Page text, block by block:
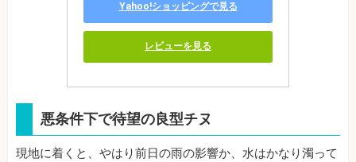
Yahoo!ショッピングで見る
レビューを見る
悪条件下で待望の良型チヌ
現地に着くと、やはり前日の雨の影響か、水はかなり濁って